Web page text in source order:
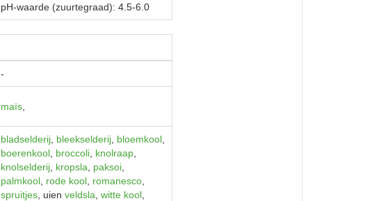
pH-waarde (zuurtegraad): 4.5-6.0
-
maïs
bladselderij bleekselderij bloemkool
boerenkool broccoli knolraap
knolselderij kropsla paksoi
palmkool rode kool romanesco
spruitjes , uienveldsla ,witte kool